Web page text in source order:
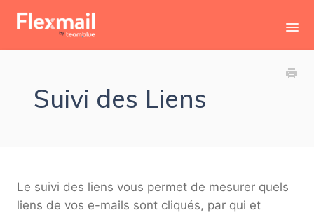
Suivi des Liens
Le suivi des liens vous permet de mesurer quels
liens de vos e-mails sont cliqués, par qui et